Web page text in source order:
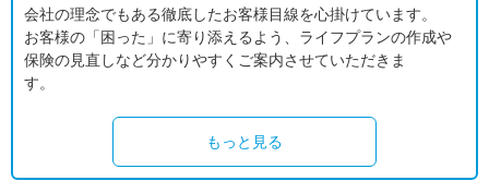
会社の理念でもある徹底したお客様目線を心掛けています。
お客様の「困った」に寄り添えるよう、ライフプランの作成や
保険の見直しなど分かりやすくご案内させていただきま
す。
もっと見る